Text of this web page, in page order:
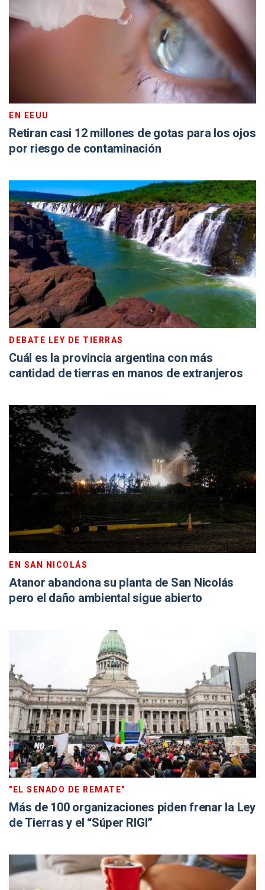
EN EEUU
Retiran casi 12 millones de gotas para los ojos
por riesgo de contaminación
DEBATE LEY DE TIERRAS
Cuál es la provincia argentina con más
cantidad de tierras en manos de extranjeros
EN SAN NICOLÁS
Atanor abandona su planta de San Nicolás
pero el daño ambiental sigue abierto
"EL SENADO DE REMATE"
Más de 100 organizaciones piden frenar la Ley
de Tierras y el “Súper RIGI”